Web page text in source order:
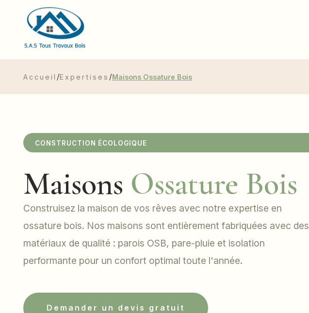
Accueil /Expertises /Maisons Ossature Bois
CONSTRUCTION ÉCOLOGIQUE
Maisons Ossature Bois
Construisez la maison de vos rêves avec notre expertise en
ossature bois. Nos maisons sont entièrement fabriquées avec des
matériaux de qualité : parois OSB, pare-pluie et isolation
performante pour un confort optimal toute l'année.
Demander un devis gratuit